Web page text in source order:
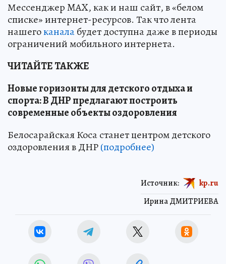
Мессенджер MAX, как и наш сайт, в «белом
списке» интернет-ресурсов. Так что лента
нашегоканалабудет доступна даже в периоды
ограничений мобильного интернета.
ЧИТАЙТЕ ТАКЖЕ
Новые горизонты для детского отдыха и
спорта: В ДНР предлагают построить
современные объекты оздоровления
Белосарайская Коса станет центром детского
оздоровления в ДНР(подробнее)
Ирина ДМИТРИЕВА
Источник: kp.ru